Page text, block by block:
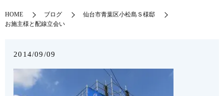
HOME ブログ
仙台市青葉区小松島Ｓ様邸
お施主様と配線立会い
2014/09/09